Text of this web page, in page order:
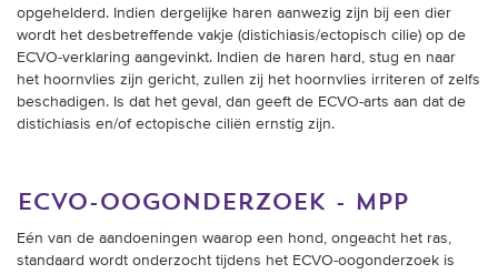
opgehelderd. Indien dergelijke haren aanwezig zijn bij een dier
wordt het desbetreffende vakje (distichiasis/ectopisch cilie) op de
ECVO-verklaring aangevinkt. Indien de haren hard, stug en naar
het hoornvlies zijn gericht, zullen zij het hoornvlies irriteren of zelfs
beschadigen. Is dat het geval, dan geeft de ECVO-arts aan dat de
d istichiasis en/of ectopische ciliën ernstig zijn.
ecvo-oogonderzoek - mpp
Eén van de aandoeningen waarop een hond, ongeacht het ras,
standaard wordt onderzocht tijdens het ECVO-oogonderzoek is